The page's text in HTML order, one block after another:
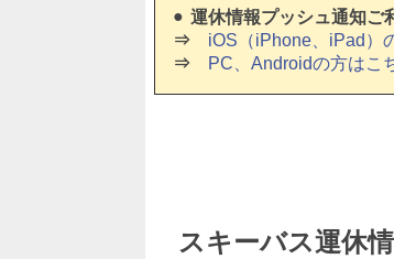
運休情報プッシュ通知ご
iOS（iPhone、iPad）
PC、Androidの方はこ
スキーバス運休